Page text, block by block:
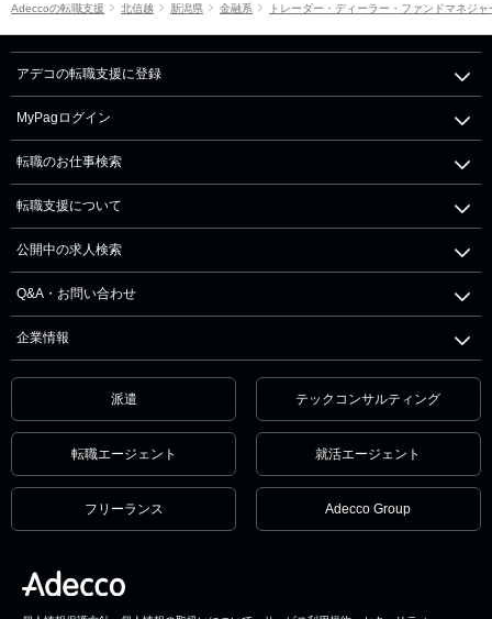
Adeccoの転職支援 北信越 新潟県 金融系 トレーダー・ディーラー・ファンドマネジ
アデコの転職支援に登録
MyPagログイン
転職のお仕事検索
転職支援について
公開中の求人検索
Q&A・お問い合わせ
企業情報
派遣 テックコンサルティング
転職エージェント 就活エージェント
フリーランス Adecco Group